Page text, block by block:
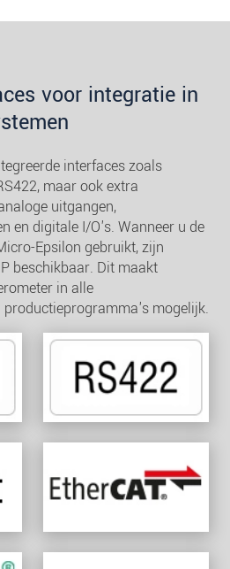
voor integratie in
interfaces zoals
maar ook extra
uitgangen,
en digitale I/O's. Wanneer u de
Epsilon gebruikt, zijn
beschikbaar. Dit maakt
in alle
productieprogramma's mogelijk.